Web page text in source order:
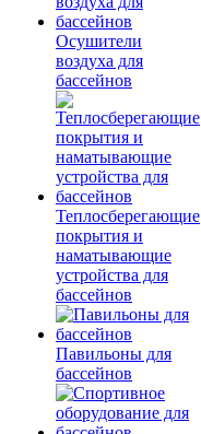
Осушители
воздуха для
бассейнов
Теплосберегающие
покрытия и
наматывающие
устройства для
бассейнов
Павильоны для
бассейнов